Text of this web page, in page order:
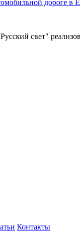
дороге в
свет"
Контакты